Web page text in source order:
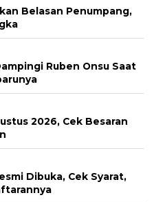
Kolom wajib ditandai *.